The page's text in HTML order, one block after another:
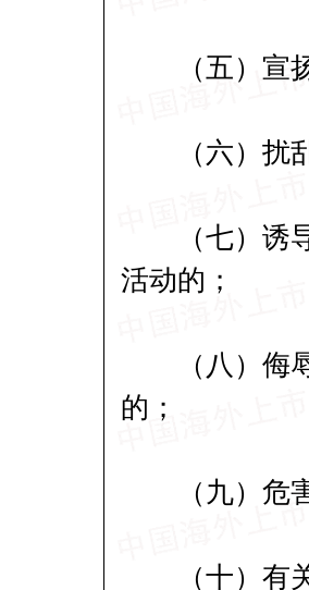
（五）宣扬
（六）扰乱
（七）诱导
活动的；
（八）侮辱
的；
（九）危害
（十）有关